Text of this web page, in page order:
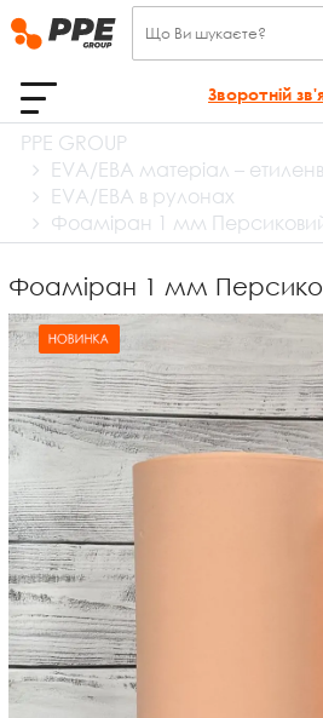
Зворотній
PPE GROUP
EVA/ЕВА матеріал –
EVA/ЕВА в рулонах
Фоаміран 1 мм
Фоаміран 1 мм